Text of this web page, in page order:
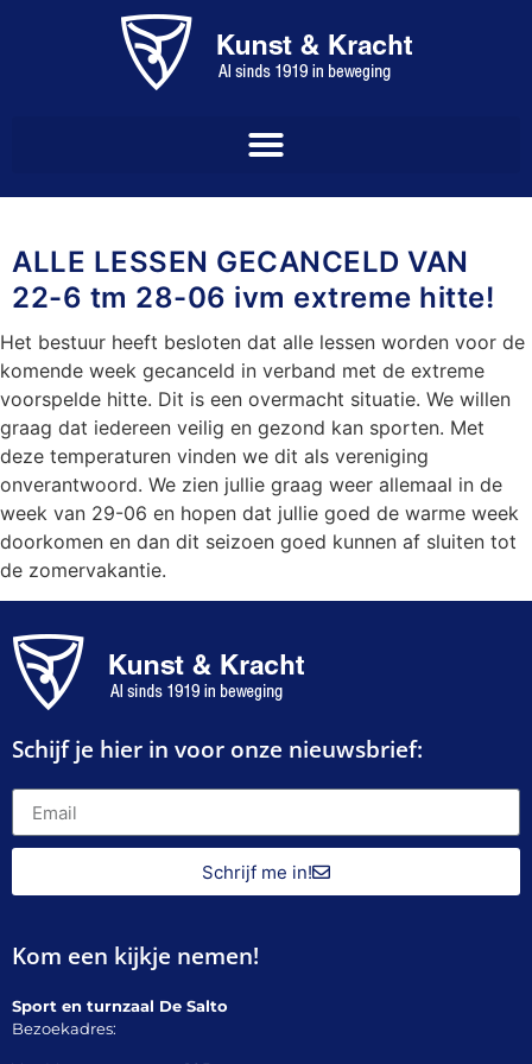
ALLE LESSEN GECANCELD VAN
22-6 tm 28-06 ivm extreme hitte!
Het bestuur heeft besloten dat alle lessen worden voor de
komende week gecanceld in verband met de extreme
voorspelde hitte. Dit is een overmacht situatie. We willen
graag dat iedereen veilig en gezond kan sporten. Met
deze temperaturen vinden we dit als vereniging
onverantwoord. We zien jullie graag weer allemaal in de
week van 29-06 en hopen dat jullie goed de warme week
doorkomen en dan dit seizoen goed kunnen af sluiten tot
de zomervakantie.
Schijf je hier in voor onze nieuwsbrief:
Schrijf me in!
Kom een kijkje nemen!
Sport en turnzaal De Salto
Bezoekadres: